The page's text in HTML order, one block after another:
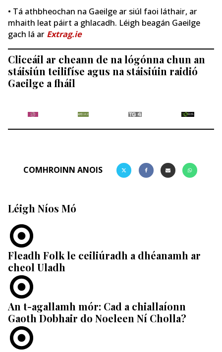
• Tá athbheochan na Gaeilge ar siúl faoi láthair, ar
mhaith leat páirt a ghlacadh. Léigh beagán Gaeilge
gach lá ar Extrag.ie
Cliceáil ar cheann de na lógónna chun an
stáisiún teilifíse agus na stáisiúin raidió
Gaeilge a fháil
COMHROINN ANOIS
Léigh Níos Mó
Fleadh Folk le ceiliúradh a dhéanamh ar
cheol Uladh
An t-agallamh mór: Cad a chiallaíonn
Gaoth Dobhair do Noeleen Ní Cholla?